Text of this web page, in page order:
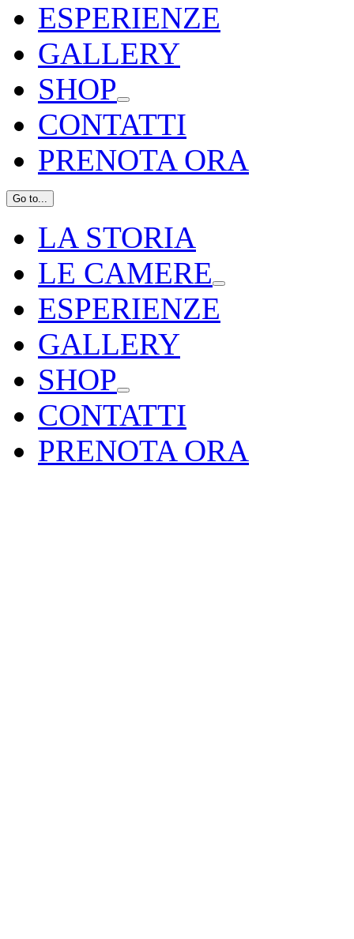
ESPERIENZE
GALLERY
SHOP
CONTATTI
PRENOTA ORA
Go to...
LA STORIA
LE CAMERE
ESPERIENZE
GALLERY
SHOP
CONTATTI
PRENOTA ORA